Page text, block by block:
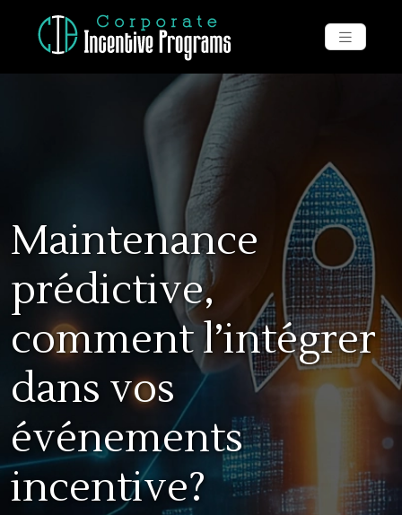
Maintenance
prédictive,
comment l’intégrer
dans vos
événements
incentive?